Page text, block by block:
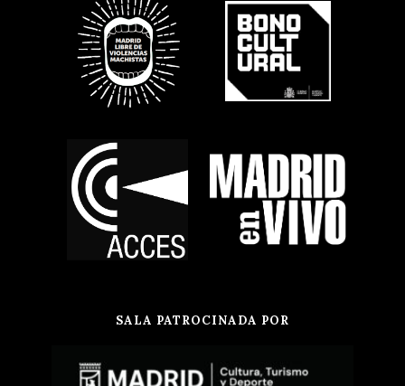
SALA PATROCINADA POR